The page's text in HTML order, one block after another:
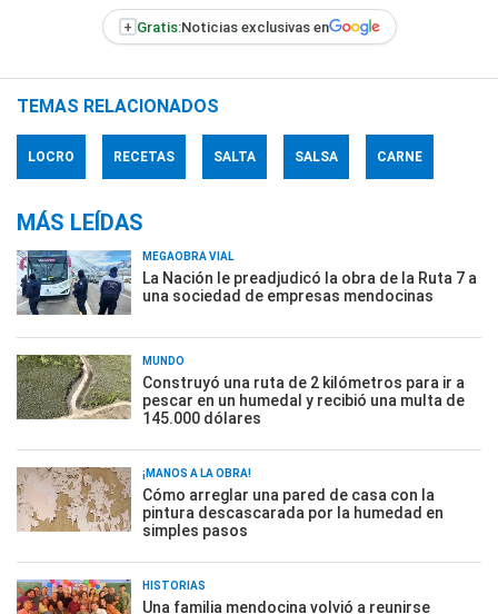
+ Gratis:Noticias exclusivas en
TEMAS RELACIONADOS
LOCRO RECETAS SALTA SALSA CARNE
MÁS LEÍDAS
MEGAOBRA VIAL
La Nación le preadjudicó la obra de la Ruta 7 a
una sociedad de empresas mendocinas
MUNDO
Construyó una ruta de 2 kilómetros para ir a
pescar en un humedal y recibió una multa de
145.000 dólares
¡MANOS A LA OBRA!
Cómo arreglar una pared de casa con la
pintura descascarada por la humedad en
simples pasos
HISTORIAS
Una familia mendocina volvió a reunirse